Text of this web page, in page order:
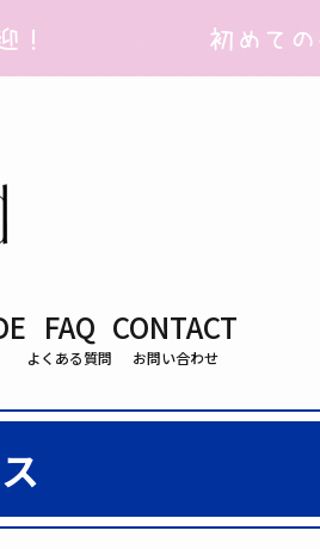
FAQ
よくある質問
CONTACT
お問い合わせ